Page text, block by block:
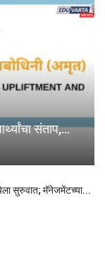
संताप,...
सुरुवात; मॅनेजमेंटच्या...